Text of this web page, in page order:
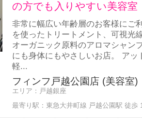
の方でも入りやすい美容室
非常に幅広い年齢層のお客様にご
を使ったトリートメント、可視光
オーガニック原料のアロマシャン
にも身体にもやさしいお店。 ア
軽...
フィンフ戸越公園店 (美容室)
エリア： 戸越銀座
最寄り駅： 東急大井町線 戸越公園駅 徒歩